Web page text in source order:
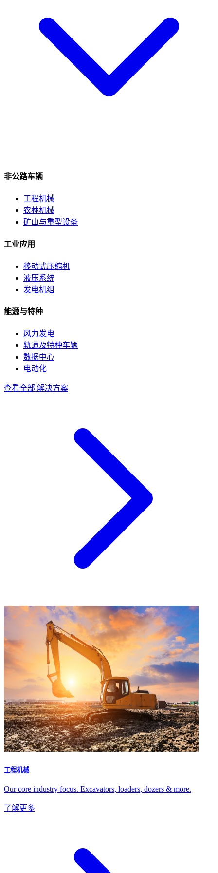
非公路车辆
工程机械
农林机械
矿山与重型设备
工业应用
移动式压缩机
液压系统
发电机组
能源与特种
风力发电
轨道及特种车辆
数据中心
电动化
查看全部 解决方案
工程机械
Our core industry focus. Excavators, loaders, dozers & more.
了解更多